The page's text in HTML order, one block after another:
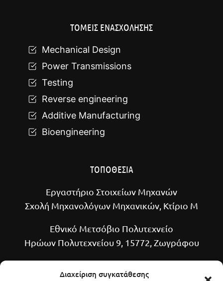
Διαχείριση συγκατάθεσης
ΤΟΜΕΙΣ ΕΝΑΣΧΟΛΗΣΗΣ
Mechanical Design
Power Transmissions
Testing
Reverse engineering
Additive Manufacturing
Bioengineering
ΤΟΠΟΘΕΣΙΑ
Εργαστήριο Στοιχείων Μηχανών
Σχολή Μηχανολόγων Μηχανικών, Κτίριο Μ
Εθνικό Μετσόβιο Πολυτεχνείο
Ηρώων Πολυτεχνείου 9, 15772, Ζωγράφου